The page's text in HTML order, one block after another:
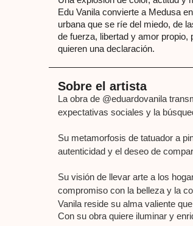
Edu Vanila convierte a Medusa
urbana que se ríe del miedo, de
de fuerza, libertad y amor propio,
quieren una declaración.
Sobre el artista
La obra de @eduardovanila
expectativas sociales y la
Su metamorfosis de tatuador a
autenticidad y el deseo de
Su visión de llevar arte a los
compromiso con la belleza y la
Vanila reside su alma valiente
Con su obra quiere iluminar y